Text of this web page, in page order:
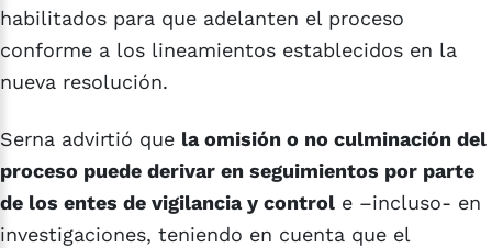
habilitados para que adelanten el proceso
conforme a los lineamientos establecidos en la
nueva resolución.
Serna advirtió que la omisión o no culminación del
proceso puede derivar en seguimientos por parte
de los entes de vigilancia y control e –incluso- en
investigaciones, teniendo en cuenta que el